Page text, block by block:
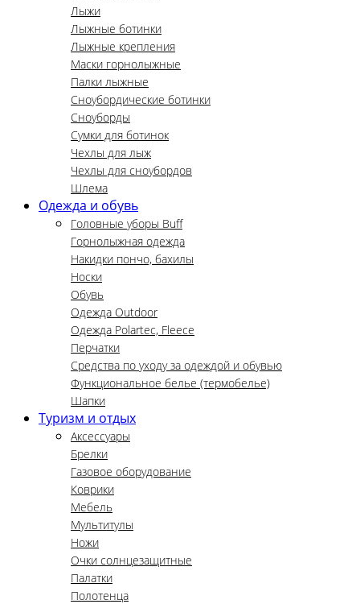
Лыжи
Лыжные ботинки
Лыжные крепления
Маски горнолыжные
Палки лыжные
Сноубордические ботинки
Сноуборды
Сумки для ботинок
Чехлы для лыж
Чехлы для сноубордов
Шлема
Одежда и обувь
Головные уборы Buff
Горнолыжная одежда
Накидки пончо, бахилы
Носки
Обувь
Одежда Outdoor
Одежда Polartec, Fleece
Перчатки
Средства по уходу за одеждой и обувью
Функциональное белье (термобелье)
Шапки
Туризм и отдых
Аксессуары
Брелки
Газовое оборудование
Коврики
Мебель
Мультитулы
Ножи
Очки солнцезащитные
Палатки
Полотенца